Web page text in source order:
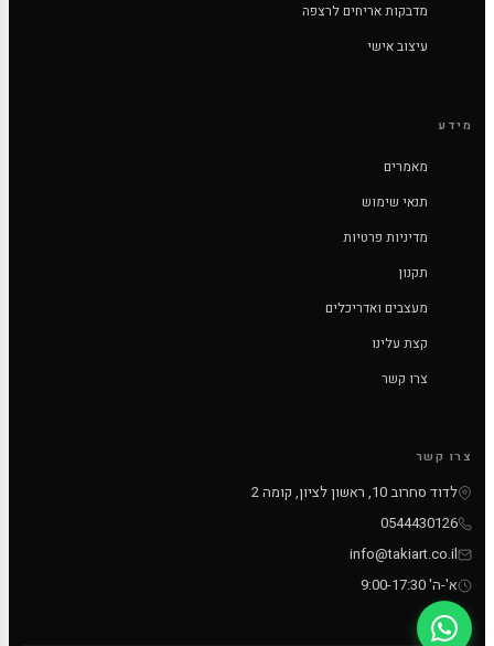
מדבקות אריחים לרצפה
עיצוב אישי
מידע
מאמרים
תנאי שימוש
מדיניות פרטיות
תקנון
מעצבים ואדריכלים
קצת עלינו
צרו קשר
צרו קשר
לדוד סחרוב 10, ראשון לציון, קומה 2
0544430126
info@takiart.co.il
א'-ה' 9:00-17:30